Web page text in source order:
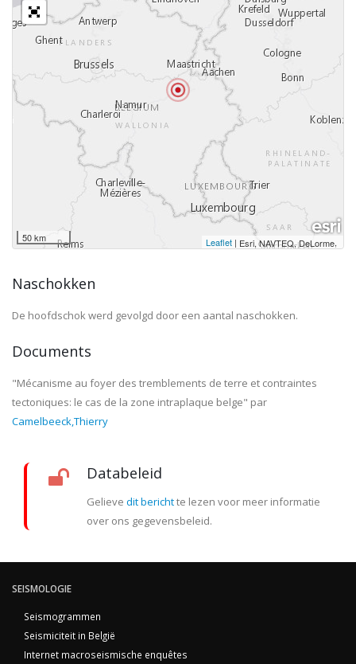
50 km Leaflet | Esri, NAVTEQ, DeLorme,
Naschokken
De hoofdschok werd gevolgd door een aantal naschokken.
Documents
"Mécanisme au foyer des tremblements de terre et contraintes
tectoniques: le cas de la zone intraplaque belge" par
Camelbeeck,Thierry
Databeleid
Gelieve dit berichtte lezen voor meer informatie
over ons gegevensbeleid.
SEISMOLOGIE
Seismogrammen
Seismiciteit in België
Internet macroseismische enquêtes